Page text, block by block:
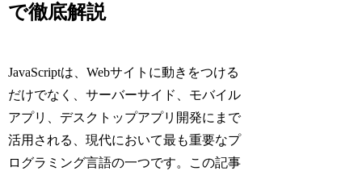
で徹底解説
JavaScriptは、Webサイトに動きをつける
だけでなく、サーバーサイド、モバイル
アプリ、デスクトップアプリ開発にまで
活用される、現代において最も重要なプ
ログラミング言語の一つです。この記事